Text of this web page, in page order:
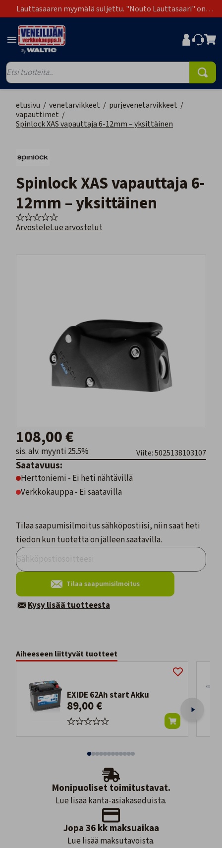
Lauttasaaren myymälä suljettu. "Nouto Lauttasaari" on
poistunut toimitustapavaihtoehdoista.
etusivu / venetarvikkeet / purjevenetarvikkeet /
vapauttimet /
Spinlock XAS vapauttaja 6-12mm – yksittäinen
Spinlock XAS vapauttaja 6-
12mm – yksittäinen
ArvosteleLue arvostelut
108,00 €
sis. alv. myynti 25.5% Viite: 5025138103107
Saatavuus:
Herttoniemi - Ei heti nähtävillä
Verkkokauppa - Ei saatavilla
Tilaa saapumisilmoitus sähköpostiisi, niin saat heti
tiedon kun tuotetta on jälleen saatavilla.
Tilaa saapumisilmoitus
Kysy lisää tuotteesta
Aiheeseen liittyvät tuotteet
EXIDE 62Ah start Akku
89,00 €
Monipuoliset toimitustavat.
Lue lisää kanta-asiakaseduista.
Jopa 36 kk maksuaikaa
Lue lisää maksutavoista.